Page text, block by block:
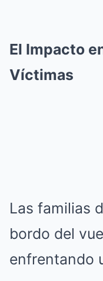
El Impacto
Víctimas
Las familias
bordo del
enfrentando